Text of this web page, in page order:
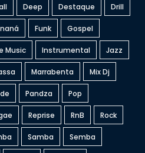
Deep Destaque Drill
Funk Gospel
Music Instrumental Jazz
Marrabenta Mix Dj
Pandza Pop
Reprise RnB Rock
Samba Semba